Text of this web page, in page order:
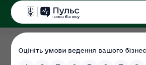
ДЕРЖЕКОІНСПЕКЦІЯ
у Харківській області
Державна